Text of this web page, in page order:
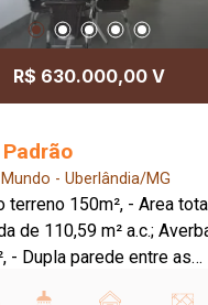
R$ 630.000,00 V
- Uberlândia/MG
150m², - Area total
m² a.c.; Averbada
- Dupla parede entre as